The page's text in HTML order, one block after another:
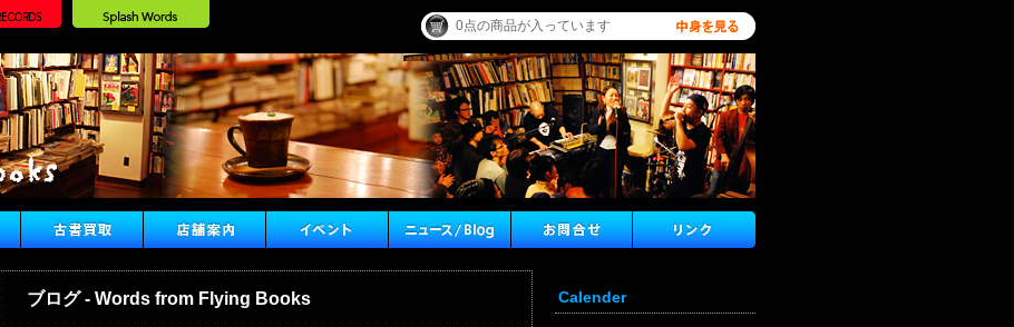
0点の商品が入っています
ブログ - Words from Flying Books Calender